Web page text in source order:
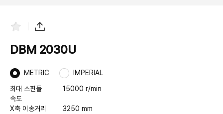
찾
기
공
하
기
DBM 2030U
METRIC
IMPERIAL
최대 스핀들
속도
15000 r/min
X축 이송거리
3250 mm